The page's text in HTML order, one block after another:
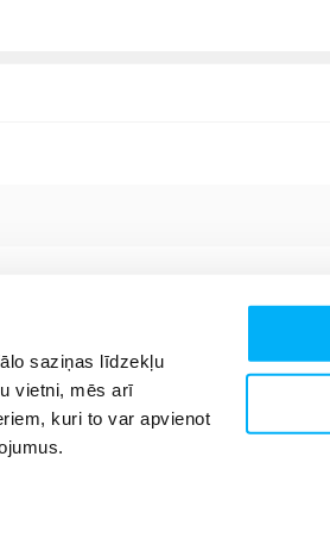
saziņas līdzekļu
vietni, mēs arī
kuri to var apvienot